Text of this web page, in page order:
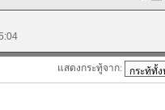
แสดงกระทู้จาก: